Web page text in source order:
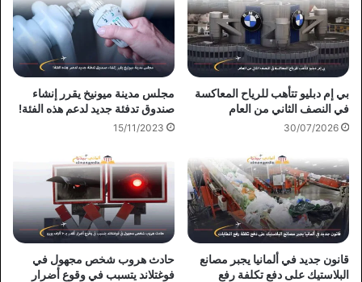
بي إم دبليو تتأهب للرياح المعاكسة
في النصف الثاني من العام
30/07/2026
مجلس مدينة ميونيخ يقرر إنشاء
صندوق تدفئة جديد لدعم هذه الفئة!
15/11/2023
قانون جديد في ألمانيا يجبر مصانع
البلاستيك على دفع تكلفة رفع
حادث هروب شخص مجهول في
فوغتلاند يتسبب في وقوع أضرار